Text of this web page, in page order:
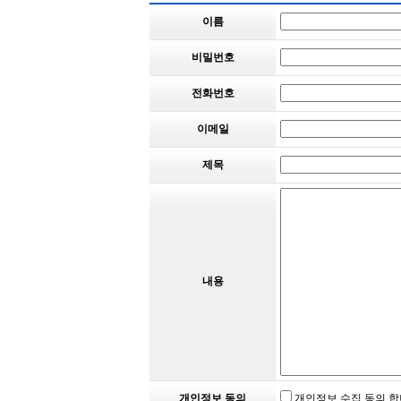
이름
비밀번호
전화번호
이메일
제목
내용
개인정보 동의 개인정보 수집 동의